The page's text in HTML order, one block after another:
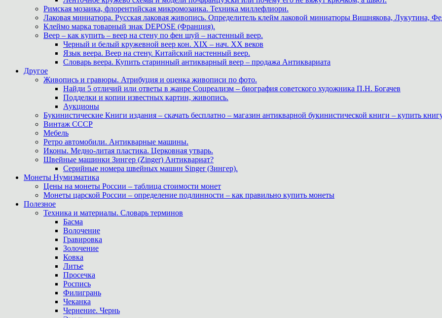
Римская мозаика, флорентийская микромозаика. Техника миллефлиори.
Лаковая миниатюра. Русская лаковая живопись. Определитель клейм лаковой миниатюры Вишнякова, Лукутина,
Клеймо марка товарный знак DEPOSE (Франция).
Веер – как купить – веер на стену по фен шуй – настенный веер.
Черный и белый кружевной веер кон. XIX – нач. XX веков
Язык веера. Веер на стену. Китайский настенный веер.
Словарь веера. Купить старинный антикварный веер – продажа Антиквариата
Другое
Живопись и гравюры. Атрибуция и оценка живописи по фото.
Найди 5 отличий или ответы в жанре Соцреализм – биография советского художника П.Н. Богачев
Подделки и копии известных картин, живопись.
Аукционы
Букинистические Книги издания – скачать бесплатно – магазин антикварной букинистической книги – купить
Винтаж СССР
Мебель
Ретро автомобили. Антикварные машины.
Иконы. Медно-литая пластика. Церковная утварь.
Швейные машинки Зингер (Zinger) Антиквариат?
Серийные номера швейных машин Singer (Зингер).
Монеты Нумизматика
Цены на монеты России – таблица стоимости монет
Монеты царской России – определение подлинности – как правильно купить монеты
Полезное
Техника и материалы. Словарь терминов
Басма
Волочение
Гравировка
Золочение
Ковка
Литье
Просечка
Роспись
Филигрань
Чеканка
Чернение. Чернь